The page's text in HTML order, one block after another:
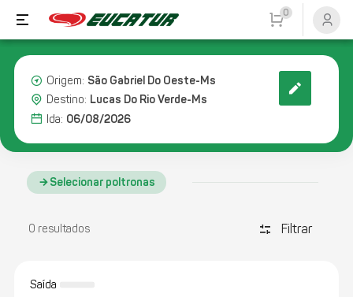
0
Origem: São Gabriel Do Oeste-Ms
Destino: Lucas Do Rio Verde-Ms
Ida: 06/08/2026
Selecionar poltronas
0 resultados discover_tune Filtrar
Saída